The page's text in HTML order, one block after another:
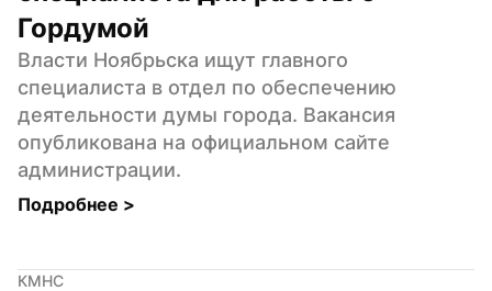
Гордумой
Власти Ноябрьска ищут главного
специалиста в отдел по обеспечению
деятельности думы города. Вакансия
опубликована на официальном сайте
администрации.
Подробнее >
КМНС